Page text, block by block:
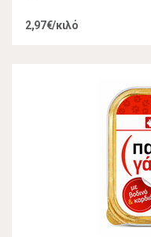
2,97€/κιλό